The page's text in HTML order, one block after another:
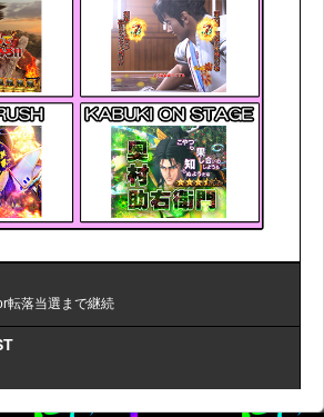
転落当選まで継続